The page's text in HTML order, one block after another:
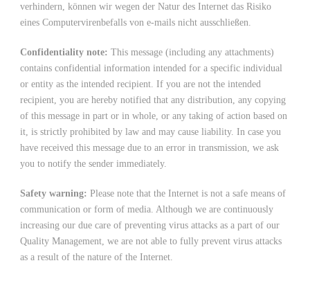
verhindern, können wir wegen der Natur des Internet das Risiko
eines Computervirenbefalls von e-mails nicht ausschließen.
Confidentiality note: This message (including any attachments)
contains confidential information intended for a specific individual
or entity as the intended recipient. If you are not the intended
recipient, you are hereby notified that any distribution, any copying
of this message in part or in whole, or any taking of action based on
it, is strictly prohibited by law and may cause liability. In case you
have received this message due to an error in transmission, we ask
you to notify the sender immediately.
Safety warning: Please note that the Internet is not a safe means of
communication or form of media. Although we are continuously
increasing our due care of preventing virus attacks as a part of our
Quality Management, we are not able to fully prevent virus attacks
as a result of the nature of the Internet.